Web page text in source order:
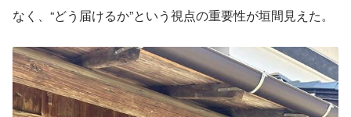
なく、“どう届けるか”という視点の重要性が垣間見えた。